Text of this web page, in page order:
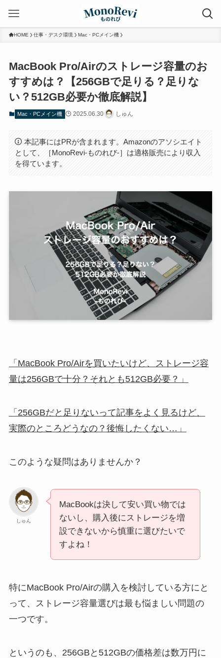
HOME 仕事・デスク環境 Mac・PCメイン機
MacBook Pro/Airのストレージ容量のお
すすめは？【256GBで足りる？足りな
い？512GB必要か徹底解説】
Mac・PCメイン機 2025.06.30 しゅん
本記事にはPRが含まれます。Amazonのアソシエイト
として、［MonoRevi-ものれび-］は適格販売により収入
を得ています。
「MacBook Pro/Airを買いたいけど、ストレージ容
量は256GBで十分？それとも512GB必要？」
「256GBだと足りないって記事をよく見るけど、
実際のところどうなの？後悔したくない…」
このような疑問はありませんか？
しゅん
MacBookは決して安い買い物では
ないし、購入後にストレージを増
設できないから慎重に選びたいで
すよね！
特にMacBook Pro/Airの購入を検討している方にと
って、ストレージ容量選びは最も悩ましい問題の
一つです。
というのも、256GBと512GBの価格差は数万円に